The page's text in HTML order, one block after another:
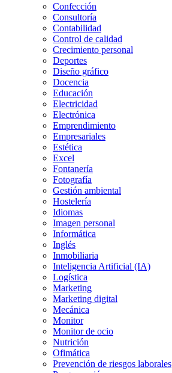
Confección
Consultoría
Contabilidad
Control de calidad
Crecimiento personal
Deportes
Diseño gráfico
Docencia
Educación
Electricidad
Electrónica
Emprendimiento
Empresariales
Estética
Excel
Fontanería
Fotografía
Gestión ambiental
Hostelería
Idiomas
Imagen personal
Informática
Inglés
Inmobiliaria
Inteligencia Artificial (IA)
Logística
Marketing
Marketing digital
Mecánica
Monitor
Monitor de ocio
Nutrición
Ofimática
Prevención de riesgos laborales